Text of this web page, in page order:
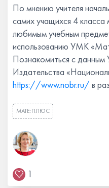
По мнению учителя
самих учащихся 4 класса
любимым учебным
использованию УМК
Познакомиться с
Издательства
https://www.nobr.ru/в
МАТЕ:ПЛЮС
1